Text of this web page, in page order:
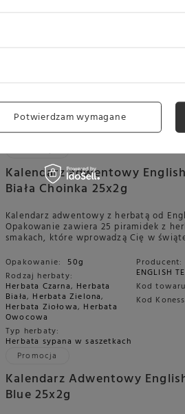
Herbata Ziołowa,Herbata
Owocowa
Herbata sypana w saszetkach
Promocja
Kalendarz adwentowy
Biała Choinka 25x2g
Kalendarz adwentowy z herbatą od
Opakowanie zawiera 25 piramidek z
smakach, które wprowadzą Cię w
Opakowanie: 50g
Rodzaj herbaty:
Herbata Czarna, Herbata
Biała, Herbata Zielona,
Herbata Ziołowa, Herbata
Owocowa
Typ herbaty:
Herbata sypana w saszetkach
Producent:
ENGLISH
Kod
Kod
Promocja
Kalendarz Adwentowy
Blue 25x2g
Potwierdzam wymagane